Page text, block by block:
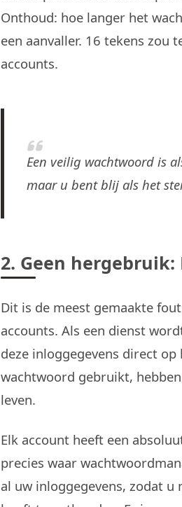
Onthoud: hoe langer het
een aanvaller. 16 tekens zou
accounts.
Een veilig wachtwoord is
maar u bent blij als het
2. Geen
Dit is de meest gemaakte
accounts. Als een dienst
deze inloggegevens direct
wachtwoord gebruikt,
leven.
Elk account heeft een
precies waar
al uw inloggegevens, zodat